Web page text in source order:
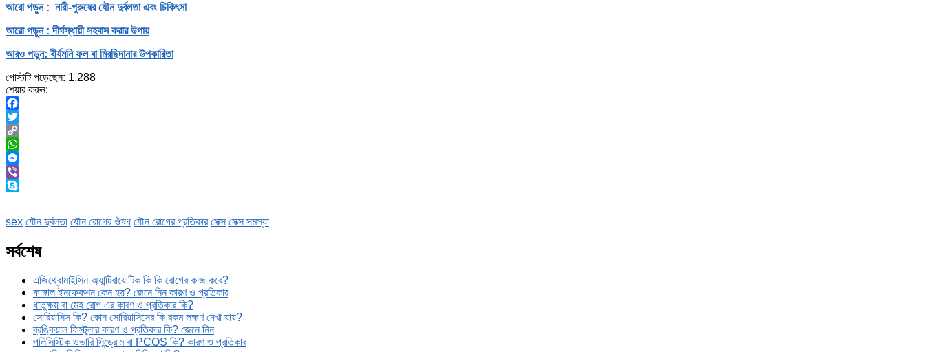
আরো পড়ুন : নারী-পুরুষের যৌন দুর্বলতা এবং চিকিৎসা
আরো পড়ুন : দীর্ঘস্থায়ী সহবাস করার উপায়
আরও পড়ুন: বীর্যমনি ফল বা মিরছিদানার উপকারিতা
পোস্টটি পড়েছেন: 1,288
শেয়ার করুন:
Facebook
Twitter
Copy
Link
WhatsApp
Messenger
Viber
sex যৌন দুর্বলতা যৌন রোগের ঔষধ যৌন রোগের প্রতিকার সেক্স সেক্স সমস্যা
সর্বশেষ
এজিথ্রোমাইসিন অ্যান্টিবায়োটিক কি কি রোগের কাজ করে?
ফাঙ্গাল ইনফেকশন কেন হয়? জেনে নিন কারণ ও প্রতিকার
ধাতুক্ষয় বা মেহ রোগ এর কারণ ও প্রতিকার কি?
সোরিয়াসিস কি? কোন সোরিয়াসিসের কি রকম লক্ষণ দেখা যায়?
ব্রঙ্কিয়াল ফিস্টুলার কারণ ও প্রতিকার কি? জেনে নিন
পলিসিস্টিক ওভারি সিন্ড্রোম বা PCOS কি? কারণ ও প্রতিকার